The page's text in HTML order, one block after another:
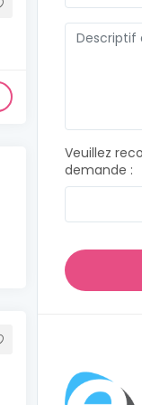
Veuillez
demande :